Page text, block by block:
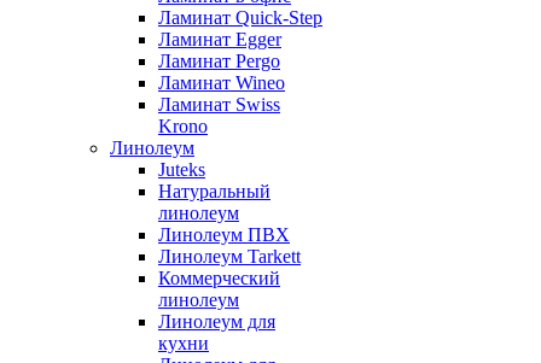
Ламинат Quick-Step
Ламинат Egger
Ламинат Pergo
Ламинат Wineo
Ламинат Swiss
Krono
Линолеум
Juteks
Натуральный
линолеум
Линолеум ПВХ
Линолеум Tarkett
Коммерческий
линолеум
Линолеум для
кухни